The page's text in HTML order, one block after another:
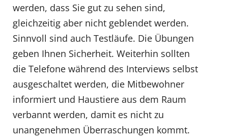
werden, dass Sie gut zu sehen sind,
gleichzeitig aber nicht geblendet werden.
Sinnvoll sind auch Testläufe. Die Übungen
geben Ihnen Sicherheit. Weiterhin sollten
die Telefone während des Interviews selbst
ausgeschaltet werden, die Mitbewohner
informiert und Haustiere aus dem Raum
verbannt werden, damit es nicht zu
unangenehmen Überraschungen kommt.